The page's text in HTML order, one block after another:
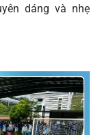
dáng và nhẹ